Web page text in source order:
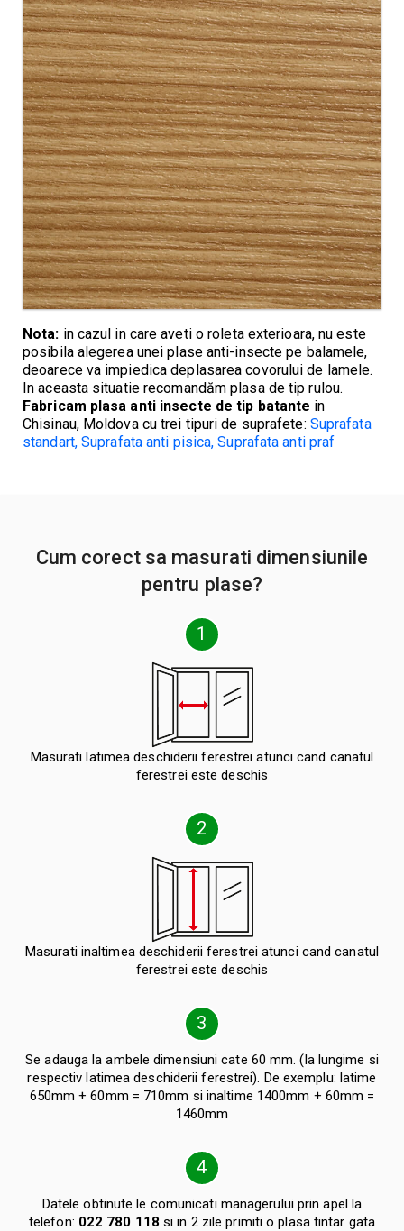
Nota: in cazul in care aveti o roleta exterioara, nu este
posibila alegerea unei plase anti-insecte pe balamele,
deoarece va impiedica deplasarea covorului de lamele.
In aceasta situatie recomandămplasa de tip rulou.
Fabricam plasa anti insecte de tip batante in
Chisinau, Moldova cu trei tipuri de suprafete: Suprafata
standart,Suprafata anti pisica,Suprafata anti praf
Cum corect sa masurati dimensiunile
pentru plase?
1
Masurati latimea deschiderii ferestrei atunci cand canatul
ferestrei este deschis
2
Masurati inaltimea deschiderii ferestrei atunci cand canatul
ferestrei este deschis
3
Se adauga la ambele dimensiuni cate 60 mm. (la lungime si
respectiv latimea deschiderii ferestrei). De exemplu: latime
650mm + 60mm = 710mm si inaltime 1400mm + 60mm =
1460mm
4
Datele obtinute le comunicati managerului prin apel la
telefon: 022 780 118 si in 2 zile primiti o plasa tintar gata